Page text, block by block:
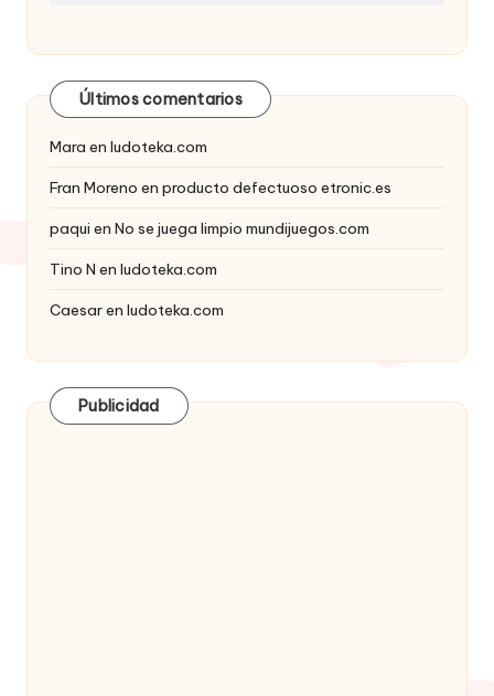
Últimos comentarios
Mara en ludoteka.com
Fran Moreno en producto defectuoso etronic.es
paqui en No se juega limpio mundijuegos.com
Tino N en ludoteka.com
Caesaren ludoteka.com
Publicidad